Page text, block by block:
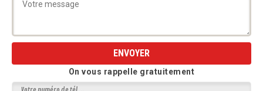
On vous rappelle gratuitement